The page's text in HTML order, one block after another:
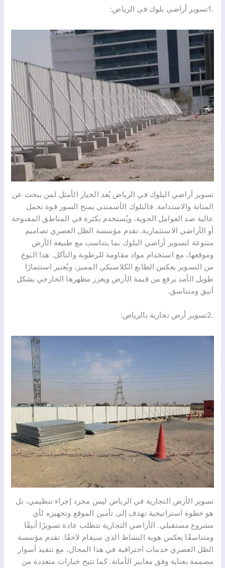
.1تسوير أراضي بلوك في الرياض:
تسوير أراضي البلوك في الرياض يُعد الخيار الأمثل لمن يبحث عن
المتانة والاستدامة. فالبلوك الأسمنتي يمنح السور قوة تحمل
عالية ضد العوامل الجوية، ويُستخدم بكثرة في المناطق المفتوحة
أو الأراضي الاستثمارية. تقدم مؤسسة الظل العصري تصاميم
متنوعة لتسوير أراضي البلوك بما يتناسب مع طبيعة الأرض
وموقعها، مع استخدام مواد مقاومة للرطوبة والتآكل. هذا النوع
من التسوير يعكس الطابع الكلاسيكي المميز، ويُعتبر استثمارًا
طويل الأمد يرفع من قيمة الأرض ويعزز مظهرها الخارجي بشكل
أنيق ومتناسق.
.2تسوير أرض تجارية بالرياض:
تسوير الأرض التجارية في الرياض ليس مجرد إجراء تنظيمي، بل
هو خطوة استراتيجية تهدف إلى تأمين الموقع وتجهيزه لأي
مشروع مستقبلي. الأراضي التجارية تتطلب عادة تسويرًا أنيقًا
ومتناسقًا يعكس هوية النشاط الذي سيقام لاحقًا. تقدم مؤسسة
الظل العصري خدمات احترافية في هذا المجال، مع تنفيذ أسوار
مصممة بعناية وفق معايير الأمانة. كما تتيح خيارات متعددة من